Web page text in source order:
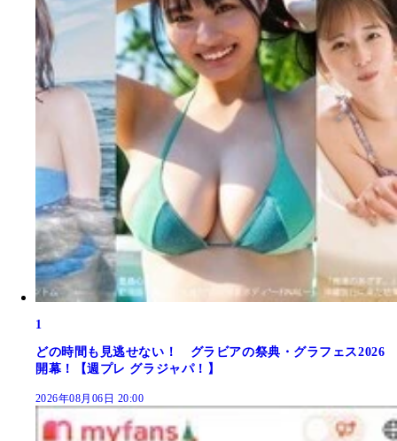
1
どの時間も見逃せない！ グラビアの祭典・グラフェス2026
開幕！【週プレ グラジャパ！】
2026年08月06日 20:00